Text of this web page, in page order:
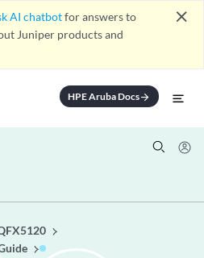
AI chatbotfor answers to
Juniper products and
close
HPE Aruba Docsarrow_forward